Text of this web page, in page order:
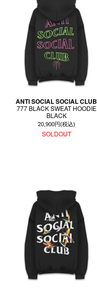
ANTI SOCIAL SOCIAL CLUB
777 BLACK SWEAT HOODIE
BLACK
20,900円(税込)
SOLDOUT